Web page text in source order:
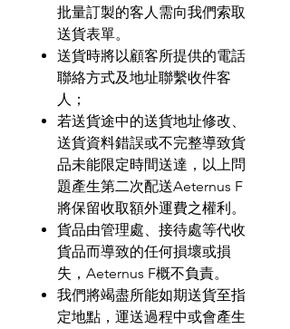
批量訂製的客人需向我們索取
送貨表單。
送貨時將以顧客所提供的電話
聯絡方式及地址聯繫收件客
人；
若送貨途中的送貨地址修改、
送貨資料錯誤或不完整導致貨
品未能限定時間送達，以上問
題產生第二次配送Aeternus F
將保留收取額外運費之權利。
貨品由管理處、接待處等代收
貨品而導致的任何損壞或損
失， Aeternus F概不負責。
我們將竭盡所能如期送貨至指
定地點，運送過程中或會產生